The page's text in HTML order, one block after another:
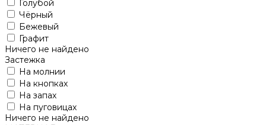
Голубой
Чёрный
Бежевый
Графит
Ничего не найдено
Застежка
На молнии
На кнопках
На запах
На пуговицах
Ничего не найдено